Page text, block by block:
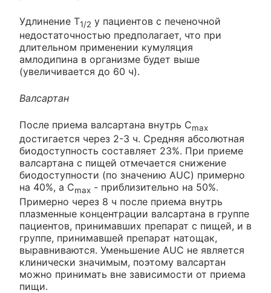
Удлинение Т1/2 у пациентов с печеночной
недостаточностью предполагает, что при
длительном применении кумуляция
амлодипина в организме будет выше
(увеличивается до 60 ч).
Валсартан
После приема валсартана внутрь Сmax
достигается через 2-3 ч. Средняя абсолютная
биодоступность составляет 23%. При приеме
валсартана с пищей отмечается снижение
биодоступности (по значению AUC) примерно
на 40%, а Сmax - приблизительно на 50%.
Примерно через 8 ч после приема внутрь
плазменные концентрации валсартана в группе
пациентов, принимавших препарат с пищей, и в
группе, принимавшей препарат натощак,
выравниваются. Уменьшение AUC не является
клинически значимым, поэтому валсартан
можно принимать вне зависимости от приема
пищи.